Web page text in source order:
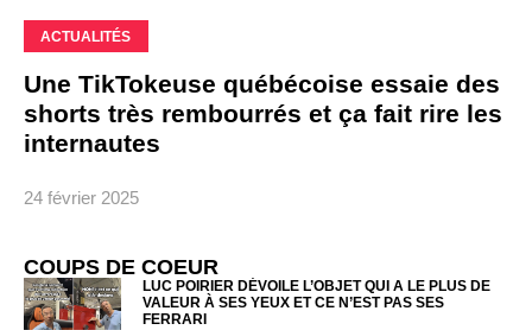
ACTUALITÉS
Une TikTokeuse québécoise essaie des
shorts très rembourrés et ça fait rire les
internautes
24 février 2025
COUPS DE COEUR
LUC POIRIER DÉVOILE L’OBJET QUI A LE PLUS DE
VALEUR À SES YEUX ET CE N’EST PAS SES
FERRARI